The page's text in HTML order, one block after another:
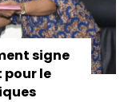
signe
pour le